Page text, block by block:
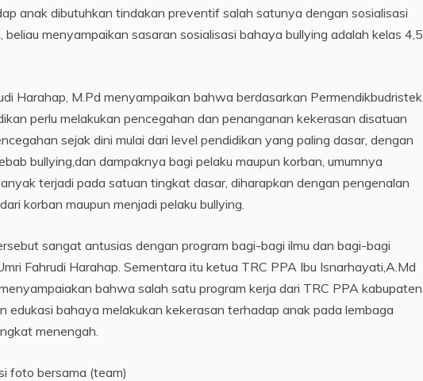
anak dibutuhkan tindakan preventif salah satunya dengan sosialisasi
menyampaikan sasaran sosialisasi bahaya bullying adalah kelas 4,5
Harahap, M.Pd menyampaikan bahwa berdasarkan Permendikbudristek
perlu melakukan pencegahan dan penanganan kekerasan disatuan
sejak dini mulai dari level pendidikan yang paling dasar, dengan
bullying,dan dampaknya bagi pelaku maupun korban, umumnya
terjadi pada satuan tingkat dasar, diharapkan dengan pengenalan
korban maupun menjadi pelaku bullying.
sangat antusias dengan program bagi-bagi ilmu dan bagi-bagi
Fahrudi Harahap. Sementara itu ketua TRC PPA Ibu Isnarhayati,A.Md
bahwa salah satu program kerja dari TRC PPA kabupaten
edukasi bahaya melakukan kekerasan terhadap anak pada lembaga
menengah.
foto bersama (team)